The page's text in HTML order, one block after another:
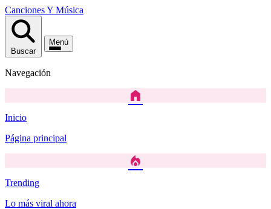
CancionesY Música
Buscar
Menú
Navegación
home
Inicio
Página principal
local_fire_department
Trending
Lo más viral ahora